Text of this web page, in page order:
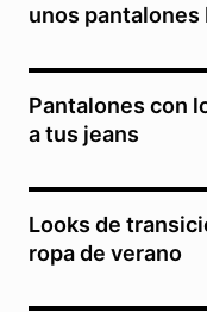
unos pantalones
Pantalones con
a tus jeans
Looks de
ropa de verano